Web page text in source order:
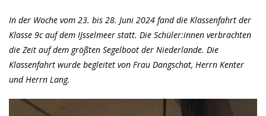
In der Woche vom 23. bis 28. Juni 2024 fand die Klassenfahrt der
Klasse 9c auf dem IJsselmeer statt. Die Schüler:innen verbrachten
die Zeit auf dem größten Segelboot der Niederlande. Die
Klassenfahrt wurde begleitet von Frau Dangschat, Herrn Kenter
und Herrn Lang.